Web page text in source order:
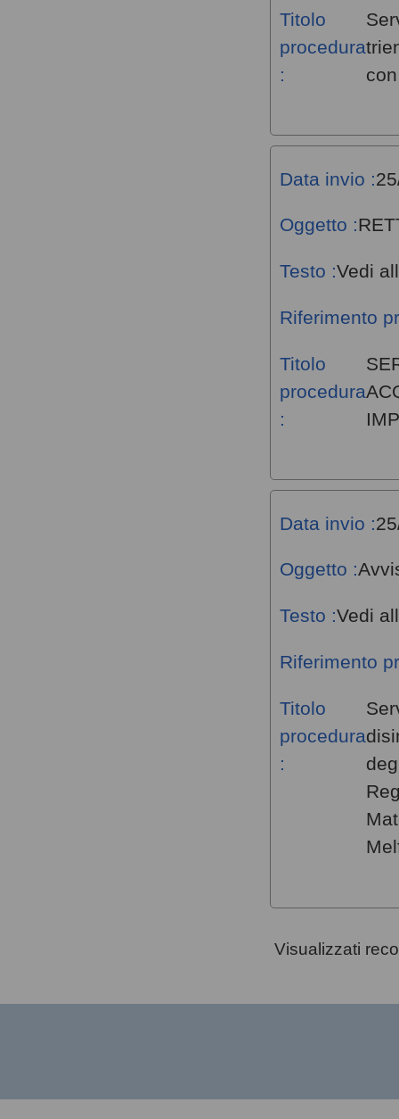
Titolo
procedura
:
Data invio :
Oggetto :
Testo :Vedi
Riferimento
Titolo
procedura
:
Data invio :
Oggetto :
Testo :Vedi
Riferimento
Titolo
procedura
:
Visualizzati